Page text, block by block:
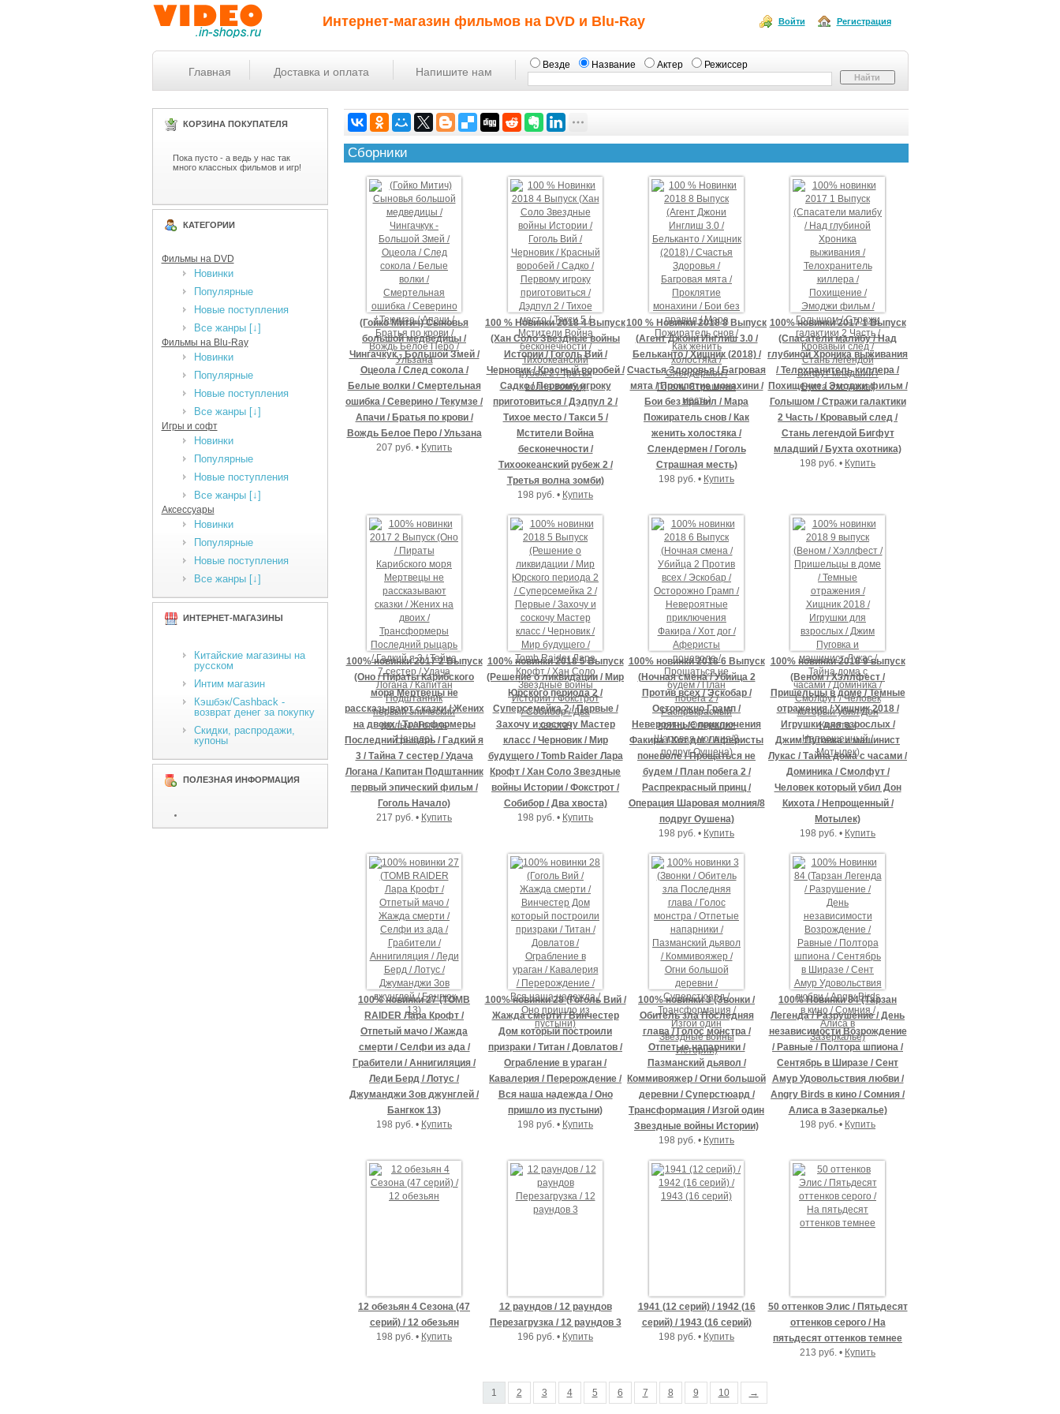
Интернет-магазин фильмов на DVD и Blu-Ray Регистрация
Войти
Главная Доставка и оплата Напишите нам
Везде Название Актер Режиссер
КОРЗИНА ПОКУПАТЕЛЯ
Пока пусто - а ведь у нас так
много классных фильмов и игр!
КАТЕГОРИИ
Фильмы на DVD
Новинки
Популярные
Новые поступления
Все жанры [↓]
Фильмы на Blu-Ray
Новинки
Популярные
Новые поступления
Все жанры [↓]
Игры и софт
Новинки
Популярные
Новые поступления
Все жанры [↓]
Аксессуары
Новинки
Популярные
Новые поступления
Все жанры [↓]
ИНТЕРНЕТ-МАГАЗИНЫ
Китайские магазины на
русском
Интим магазин
Кэшбэк/Cashback -
возврат денег за покупку
Скидки, распродажи,
купоны
ПОЛЕЗНАЯ ИНФОРМАЦИЯ
Сборники
(Гойко Митич) Сыновья
большой медведицы /
Чингачкук - Большой Змей /
Оцеола / След сокола /
Белые волки / Смертельная
ошибка / Северино / Текумзе /
Апачи / Братья по крови /
Вождь Белое Перо / Ульзана
207 руб. • Купить
100 % Новинки 2018 4 Выпуск
(Хан Соло Звездные войны
Истории / Гоголь Вий /
Черновик / Красный воробей /
Садко / Первому игроку
приготовиться / Дэдпул 2 /
Тихое место / Такси 5 /
Мстители Война
бесконечности /
Тихоокеанский рубеж 2 /
Третья волна зомби)
198 руб. • Купить
100 % Новинки 2018 8 Выпуск
(Агент Джони Инглиш 3.0 /
Бельканто / Хищник (2018) /
Счастья Здоровья / Багровая
мята / Проклятие монахини /
Бои без правил / Мара
Пожиратель снов / Как
женить холостяка /
Слендермен / Гоголь
Страшная месть)
198 руб. • Купить
100% новинки 2017 1 Выпуск
(Спасатели малибу / Над
глубиной Хроника выживания
/ Телохранитель киллера /
Похищение / Эмоджи фильм /
Голышом / Стражи галактики
2 Часть / Кровавый след /
Стань легендой Бигфут
младший / Бухта охотника)
198 руб. • Купить
100% новинки 2017 2 Выпуск
(Оно / Пираты Карибского
моря Мертвецы не
рассказывают сказки / Жених
на двоих / Трансформеры
Последний рыцарь / Гадкий я
3 / Тайна 7 сестер / Удача
Логана / Капитан Подштанник
первый эпический фильм /
Гоголь Начало)
217 руб. • Купить
100% новинки 2018 5 Выпуск
(Решение о ликвидации / Мир
Юрского периода 2 /
Суперсемейка 2 / Первые /
Захочу и соскочу Мастер
класс / Черновик / Мир
будущего / Tomb Raider Лара
Крофт / Хан Соло Звездные
войны Истории / Фокстрот /
Собибор / Два хвоста)
198 руб. • Купить
100% новинки 2018 6 Выпуск
(Ночная смена / Убийца 2
Против всех / Эскобар /
Осторожно Грамп /
Невероятные приключения
Факира / Хот дог / Аферисты
поневоле / Прощаться не
будем / План побега 2 /
Распрекрасный принц /
Операция Шаровая молния/8
подруг Оушена)
198 руб. • Купить
100% новинки 2018 9 выпуск
(Веном / Хэллфест /
Пришельцы в доме / Темные
отражения / Хищник 2018 /
Игрушки для взрослых /
Джим Пуговка и машинист
Лукас / Тайна дома с часами /
Доминика / Смолфут /
Человек который убил Дон
Кихота / Непрощенный /
Мотылек)
198 руб. • Купить
100% новинки 27 (TOMB
RAIDER Лара Крофт /
Отпетый мачо / Жажда
смерти / Селфи из ада /
Грабители / Аннигиляция /
Леди Берд / Лотус /
Джуманджи Зов джунглей /
Бангкок 13)
198 руб. • Купить
100% новинки 28 (Гоголь Вий /
Жажда смерти / Винчестер
Дом который построили
призраки / Титан / Довлатов /
Ограбление в ураган /
Кавалерия / Перерождение /
Вся наша надежда / Оно
пришло из пустыни)
198 руб. • Купить
100% новинки 3 (Звонки /
Обитель зла Последняя
глава / Голос монстра /
Отпетые напарники /
Пазманский дьявол /
Коммивояжер / Огни большой
деревни / Суперстюард /
Трансформация / Изгой один
Звездные войны Истории)
198 руб. • Купить
100% Новинки 84 (Тарзан
Легенда / Разрушение / День
независимости Возрождение
/ Равные / Полтора шпиона /
Сентябрь в Ширазе / Сент
Амур Удовольствия любви /
Angry Birds в кино / Сомния /
Алиса в Зазеркалье)
198 руб. • Купить
12 обезьян 4 Сезона (47
серий) / 12 обезьян
198 руб. • Купить
12 раундов / 12 раундов
Перезагрузка / 12 раундов 3
196 руб. • Купить
1941 (12 серий) / 1942 (16
серий) / 1943 (16 серий)
198 руб. • Купить
50 оттенков Элис / Пятьдесят
оттенков серого / На
пятьдесят оттенков темнее
213 руб. • Купить
1 2 3 4 5 6 7 8 9 10 →